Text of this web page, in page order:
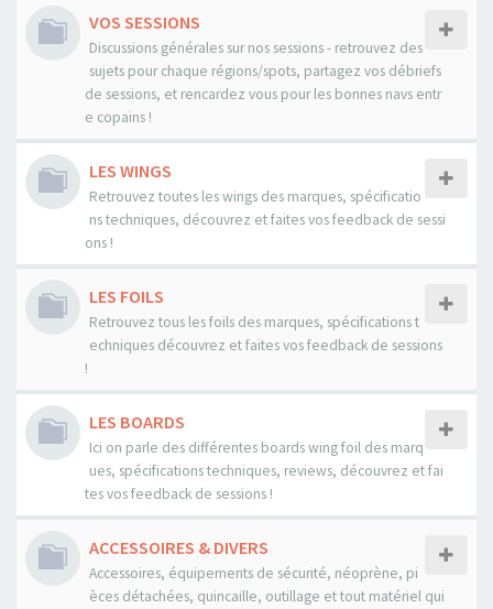
VOS SESSIONS
Discussions générales sur nos sessions - retrouvez des
sujets pour chaque régions/spots, partagez vos débriefs
de sessions, et rencardez vous pour les bonnes navs entr
e copains !
LES WINGS
Retrouvez toutes les wings des marques, spécificatio
ns techniques, découvrez et faites vos feedback de sessi
ons !
LES FOILS
Retrouvez tous les foils des marques, spécifications t
echniques découvrez et faites vos feedback de sessions
!
LES BOARDS
Ici on parle des différentes boards wing foil des marq
ues, spécifications techniques, reviews, découvrez et fai
tes vos feedback de sessions !
ACCESSOIRES & DIVERS
Accessoires, équipements de sécurité, néoprène, pi
èces détachées, quincaille, outillage et tout matériel qui